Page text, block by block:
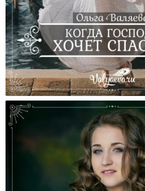
Когда Господь Хочет